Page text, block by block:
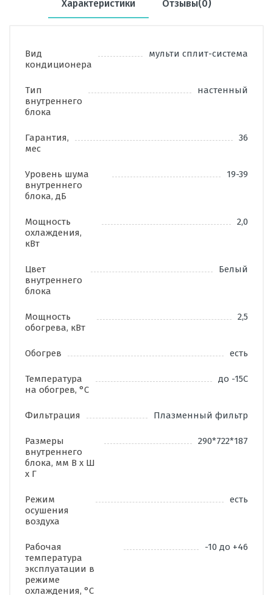
Характеристики Отзывы(0)
Вид
кондиционера
мульти сплит-система
Тип
внутреннего
блока
настенный
Гарантия,
мес
36
Уровень шума
внутреннего
блока, дБ
19-39
Мощность
охлаждения,
кВт
2,0
Цвет
внутреннего
блока
Белый
Мощность
обогрева, кВт
2,5
Обогрев есть
Температура
на обогрев, °C
до -15С
Фильтрация Плазменный фильтр
Размеры
внутреннего
блока, мм В х Ш
х Г
290*722*187
Режим
осушения
воздуха
есть
Рабочая
температура
эксплуатации в
режиме
охлаждения, °C
-10 до +46